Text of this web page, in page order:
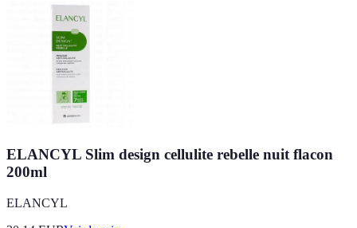
ELANCYL Slim design cellulite rebelle nuit flacon
200ml
ELANCYL